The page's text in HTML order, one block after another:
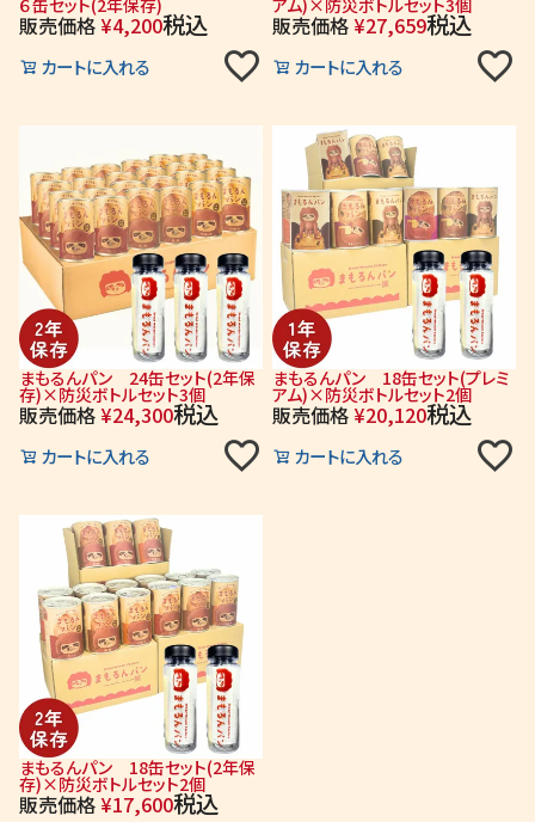
販売価格 ¥4,200税込
カートに入れる
販売価格 ¥27,659税込
カートに入れる
まもるんパン 24缶セット(2年保
存)×防災ボトルセット3個
販売価格 ¥24,300税込
カートに入れる
まもるんパン 18缶セット(プレミ
アム)×防災ボトルセット2個
販売価格 ¥20,120税込
カートに入れる
まもるんパン 18缶セット(2年保
存)×防災ボトルセット2個
販売価格 ¥17,600税込